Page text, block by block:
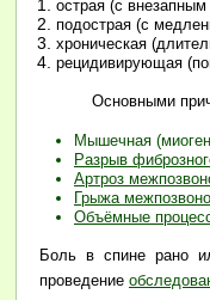
острая (с
подострая (с
хроническая
рецидивирующая
Основными
Мышечная
Разрыв
Артроз
Грыжа
Объёмные
Боль в спине рано
проведение